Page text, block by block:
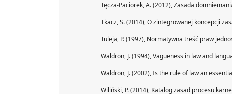
Tęcza-Paciorek, A. (2012), Zasada
Tkacz, S. (2014), O zintegrowanej koncepcji
Tuleja, P. (1997), Normatywna treść praw
Waldron, J. (1994), Vagueness in law and
Waldron, J. (2002), Is the rule of law an
Wiliński, P. (2014), Katalog zasad procesu